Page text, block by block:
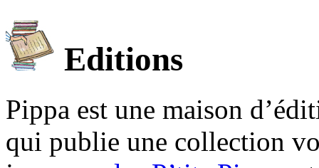
Editions
Pippa est une maison
qui publie une collection